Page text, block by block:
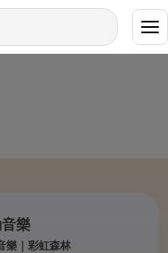
樂
樂｜彩虹森林